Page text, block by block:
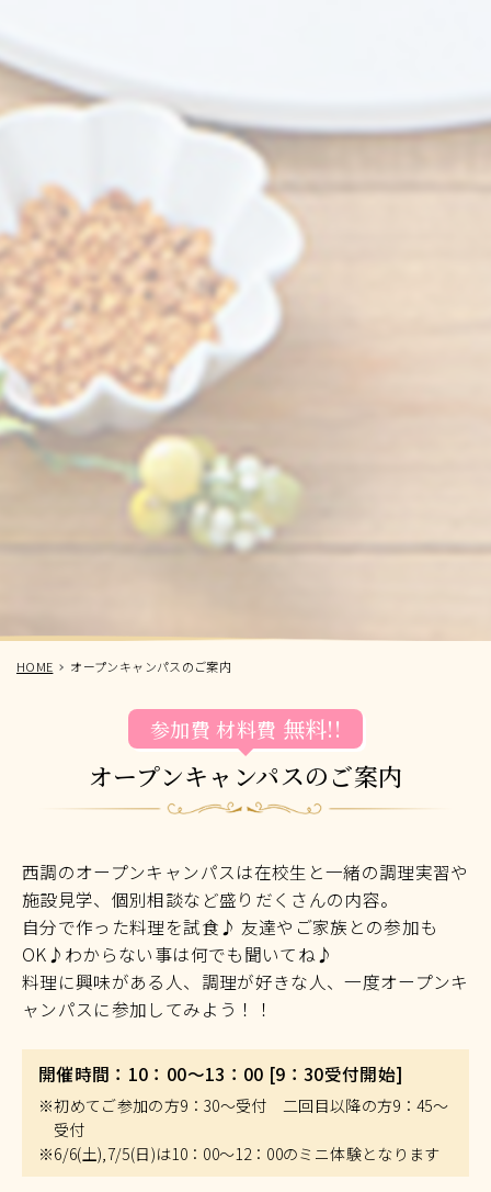
HOME オープンキャンパスのご案内
オープンキャンパスのご案内
参加費 材料費 無料!!
西調のオープンキャンパスは在校生と一緒の調理実習や
施設見学、個別相談など盛りだくさんの内容。
自分で作った料理を試食♪ 友達やご家族との参加も
OK♪わからない事は何でも聞いてね♪
料理に興味がある人、調理が好きな人、一度オープンキ
ャンパスに参加してみよう！！
開催時間：10：00～13：00 [9：30受付開始]
※初めてご参加の方9：30～受付 二回目以降の方9：45～
受付
※6/6(土),7/5(日)は10：00～12：00のミニ体験となります